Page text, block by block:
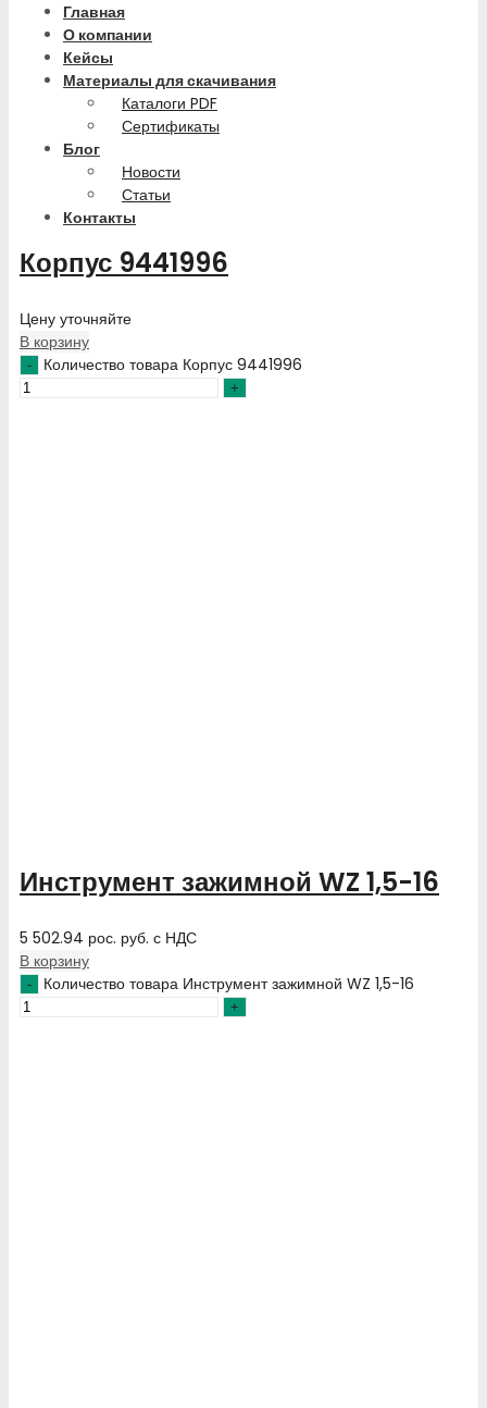
Главная
О компании
Кейсы
Материалы для скачивания
Каталоги PDF
Сертификаты
Блог
Новости
Статьи
Контакты
Корпус 9441996
Цену уточняйте
В корзину
Количество товара Корпус 9441996
Инструмент зажимной WZ 1,5-16
5 502.94 рос. руб. с НДС
В корзину
Количество товара Инструмент зажимной WZ 1,5-16